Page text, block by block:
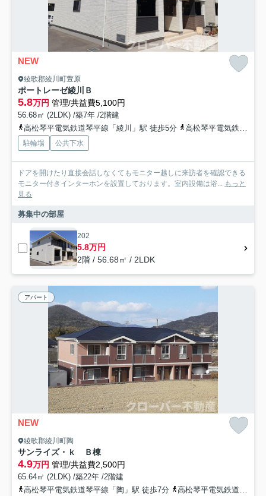
NEW
綾歌郡綾川町萱原
ポートレーゼ綾川Ｂ
5.8万円 管理/共益費5,100円
56.68㎡ (2LDK) /築7年 /2階建
高松琴平電気鉄道琴平線「綾川」駅 徒歩5分
高松琴平電気鉄道琴平線「滝宮」駅 徒歩14分
駐輪場 公共下水
ドアを開けたり直接会話しなくてもモニター越しに来訪者を確認できる
モニター付きインターホンを設置しております。室内設備は浴... もっと
見る
募集中の部屋
202
5.8万円
2階 / 56.68㎡ / 2LDK
アパート
NEW
綾歌郡綾川町陶
サンライズ・ｋ Ｂ棟
4.9万円 管理/共益費2,500円
65.64㎡ (2LDK) /築22年 /2階建
高松琴平電気鉄道琴平線「陶」駅 徒歩7分
高松琴平電気鉄道琴平線「綾川」駅 徒歩25分